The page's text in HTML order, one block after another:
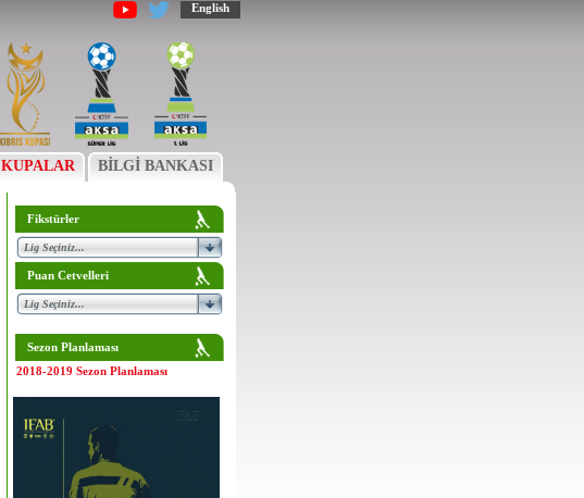
English
KUPALAR BİLGİ BANKASI
Fikstürler
Puan Cetvelleri
Sezon Planlaması
2018-2019 Sezon Planlaması